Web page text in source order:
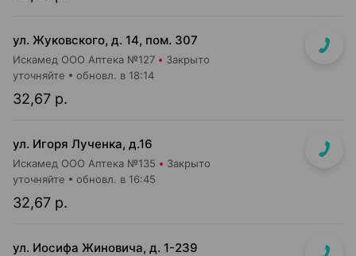
ул. Жуковского, д. 14, пом. 307
Искамед ООО Аптека №127 Закрыто
32,67 р.
уточняйте обновл. в 18:14
ул. Игоря Лученка, д.16
Искамед ООО Аптека №135 Закрыто
32,67 р.
уточняйте обновл. в 16:45
ул. Иосифа Жиновича, д. 1-239